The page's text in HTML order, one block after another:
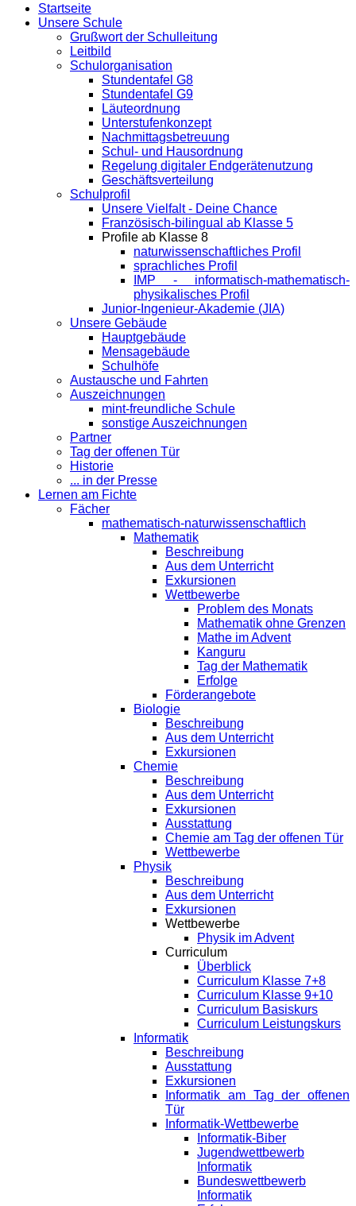
Startseite
Unsere Schule
Grußwort der Schulleitung
Leitbild
Schulorganisation
Stundentafel G8
Stundentafel G9
Läuteordnung
Unterstufenkonzept
Nachmittagsbetreuung
Schul- und Hausordnung
Regelung digitaler Endgeräte­nutzung
Geschäftsverteilung
Schulprofil
Unsere Vielfalt - Deine Chance
Französisch-bilingual ab Klasse 5
Profile ab Klasse 8
naturwissenschaftliches Profil
sprachliches Profil
IMP - informatisch-mathematisch-
physikalisches Profil
Junior-Ingenieur-Akademie (JIA)
Unsere Gebäude
Hauptgebäude
Mensagebäude
Schulhöfe
Austausche und Fahrten
Auszeichnungen
mint-freundliche Schule
sonstige Auszeichnungen
Partner
Tag der offenen Tür
Historie
... in der Presse
Lernen am Fichte
Fächer
mathematisch-naturwissenschaftlich
Mathematik
Beschreibung
Aus dem Unterricht
Exkursionen
Wettbewerbe
Problem des Monats
Mathematik ohne Grenzen
Mathe im Advent
Kanguru
Tag der Mathematik
Erfolge
Förderangebote
Biologie
Beschreibung
Aus dem Unterricht
Exkursionen
Chemie
Beschreibung
Aus dem Unterricht
Exkursionen
Ausstattung
Chemie am Tag der offenen Tür
Wettbewerbe
Physik
Beschreibung
Aus dem Unterricht
Exkursionen
Wettbewerbe
Physik im Advent
Curriculum
Überblick
Curriculum Klasse 7+8
Curriculum Klasse 9+10
Curriculum Basiskurs
Curriculum Leistungskurs
Informatik
Beschreibung
Ausstattung
Exkursionen
Informatik am Tag der offenen
Tür
Informatik-Wettbewerbe
Informatik-Biber
Jugendwettbewerb
Informatik
Bundeswettbewerb
Informatik